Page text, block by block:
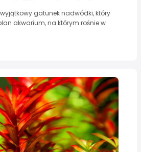
gatunek nadwódki, który
akwarium, na którym rośnie w